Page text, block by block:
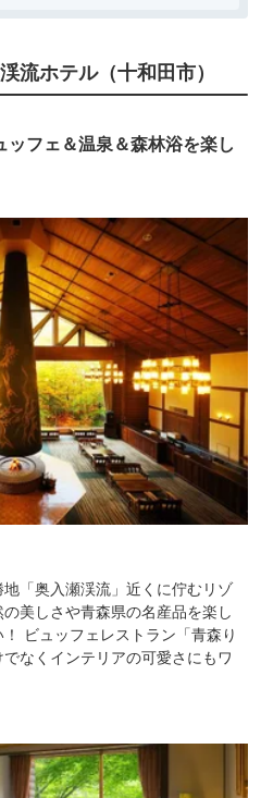
流ホテル（十和田市）
フェ＆温泉＆森林浴を楽し
「奥入瀬渓流」近くに佇むリゾ
美しさや青森県の名産品を楽し
ビュッフェレストラン「青森り
なくインテリアの可愛さにもワ